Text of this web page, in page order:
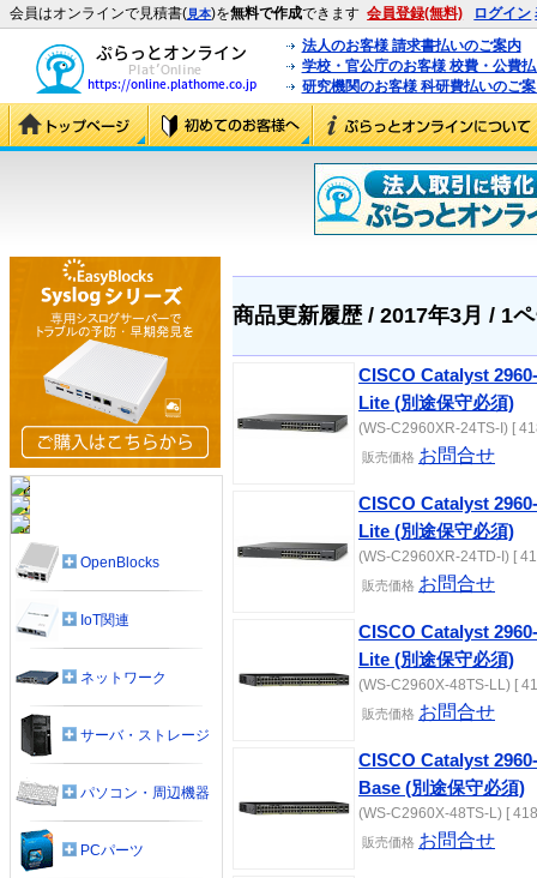
会員はオンラインで見積書(見本)を無料で作成できます 会員登録(無料) ログイン
法人のお客様 請求書払いのご案内
学校・官公庁のお客様 校費・公費
研究機関のお客様 科研費払いのご
商品更新履歴 / 2017年3月 / 1
CISCO Catalyst
Lite (別途保守必須)
(WS-C2960XR-24TS-I) [
販売価格 お問合せ
CISCO Catalyst
Lite (別途保守必須)
(WS-C2960XR-24TD-I) [
販売価格 お問合せ
CISCO Catalyst
Lite (別途保守必須)
(WS-C2960X-48TS-LL) [
販売価格 お問合せ
CISCO Catalyst
Base (別途保守必須)
(WS-C2960X-48TS-L) [
販売価格 お問合せ
OpenBlocks
IoT関連
ネットワーク
サーバ・ストレージ
パソコン・周辺機器
PCパーツ